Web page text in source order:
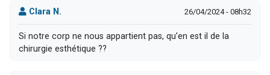
Clara N. 26/04/2024 - 08h32
Si notre corp ne nous appartient pas, qu’en est il de la
chirurgie esthétique ??